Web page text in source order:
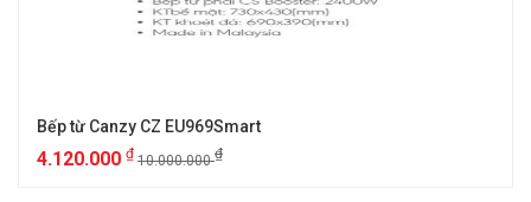
Bếp từ Canzy CZ EU969Smart
4.120.000 ₫ 10.000.000₫